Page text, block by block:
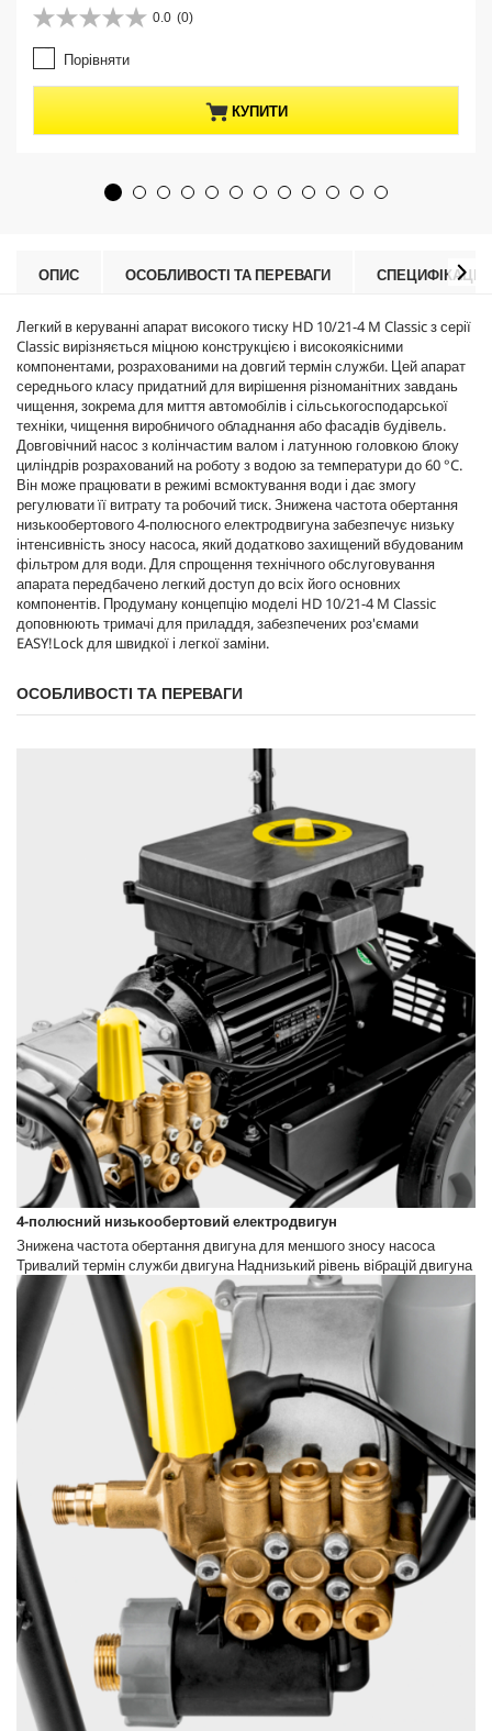
r
r
e
n
t
p
r
e
0.0 (0)
0
.
0
з
з
Порівняти
КУПИТИ
ОПИС ОСОБЛИВОСТІ ТА ПЕРЕВАГИ СПЕЦИФІКАЦІЇ
Легкий в керуванні апарат високого тиску HD 10/21-4 M Classic з серії
Classic вирізняється міцною конструкцією і високоякісними
компонентами, розрахованими на довгий термін служби. Цей апарат
середнього класу придатний для вирішення різноманітних завдань
чищення, зокрема для миття автомобілів і сільськогосподарської
техніки, чищення виробничого обладнання або фасадів будівель.
Довговічний насос з колінчастим валом і латунною головкою блоку
циліндрів розрахований на роботу з водою за температури до 60 °C.
Він може працювати в режимі всмоктування води і дає змогу
регулювати її витрату та робочий тиск. Знижена частота обертання
низькообертового 4-полюсного електродвигуна забезпечує низьку
інтенсивність зносу насоса, який додатково захищений вбудованим
фільтром для води. Для спрощення технічного обслуговування
апарата передбачено легкий доступ до всіх його основних
компонентів. Продуману концепцію моделі HD 10/21-4 M Classic
доповнюють тримачі для приладдя, забезпечених роз'ємами
EASY!Lock для швидкої і легкої заміни.
ОСОБЛИВОСТІ ТА ПЕРЕВАГИ
4-полюсний низькообертовий електродвигун
Знижена частота обертання двигуна для меншого зносу насоса
Тривалий термін служби двигуна Наднизький рівень вібрацій двигуна